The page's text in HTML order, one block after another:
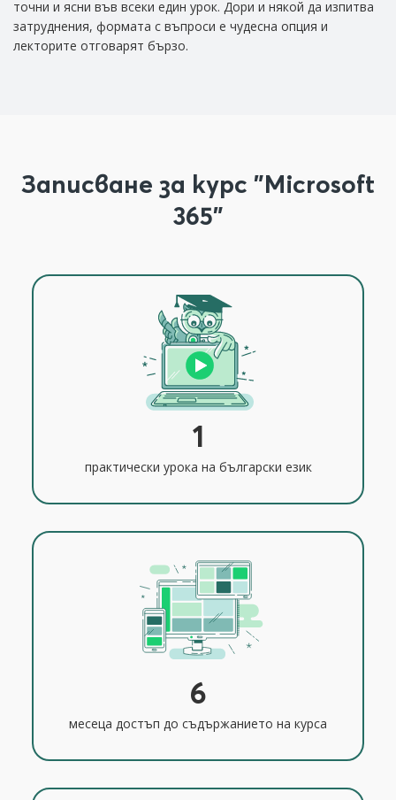
точни и ясни във всеки един урок. Дори и някой да изпитва
затруднения, формата с въпроси е чудесна опция и
лекторите отговарят бързо.
Записване за курс "Microsoft
365"
1
практически урока на български език
6
месеца достъп до съдържанието на курса